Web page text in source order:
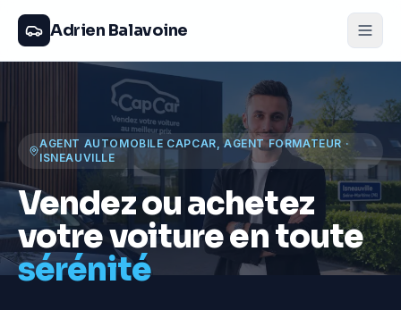
Adrien Balavoine
AGENT AUTOMOBILE CAPCAR, AGENT FORMATEUR ·
ISNEAUVILLE
Vendez ou achetez
votre voiture en toute
sérénité